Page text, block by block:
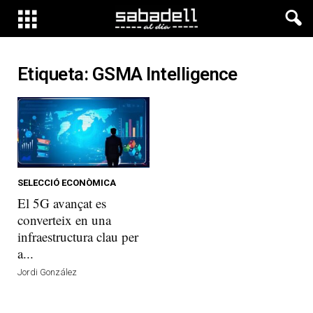
Etiqueta: GSMA Intelligence
SELECCIÓ ECONÒMICA
El 5G avançat es
converteix en una
infraestructura clau per
a...
Jordi González